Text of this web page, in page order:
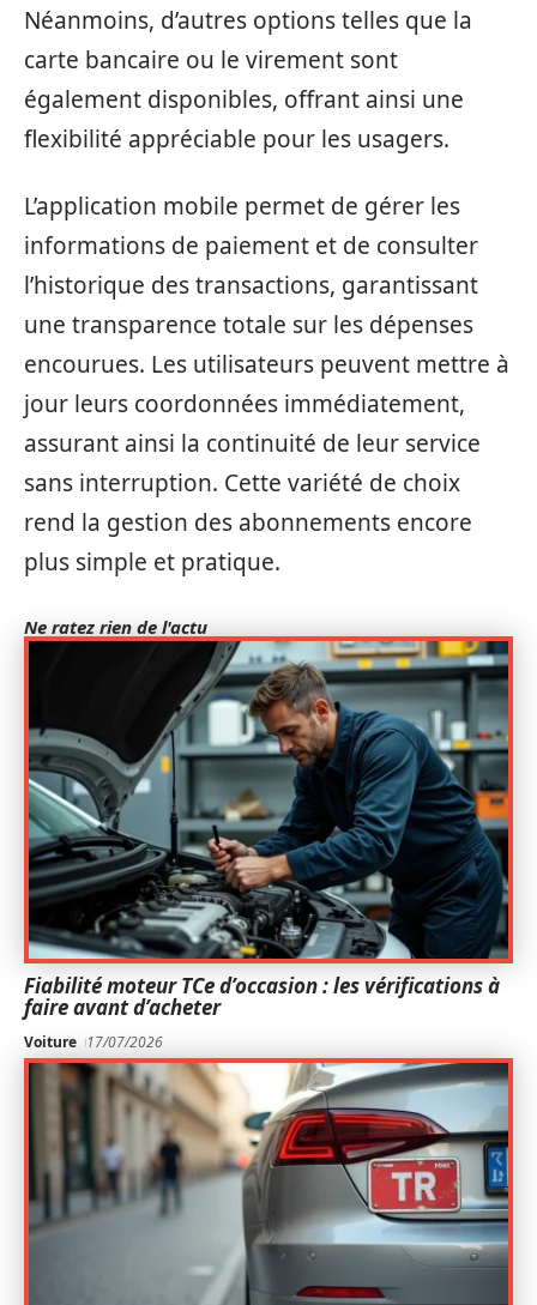
Néanmoins, d’autres options telles que la
carte bancaire ou le virement sont
également disponibles, offrant ainsi une
flexibilité appréciable pour les usagers.
L’application mobile permet de gérer les
informations de paiement et de consulter
l’historique des transactions, garantissant
une transparence totale sur les dépenses
encourues. Les utilisateurs peuvent mettre à
jour leurs coordonnées immédiatement,
assurant ainsi la continuité de leur service
sans interruption. Cette variété de choix
rend la gestion des abonnements encore
plus simple et pratique.
Ne ratez rien de l'actu
Fiabilité moteur TCe d’occasion : les vérifications à
faire avant d’acheter
Voiture 17/07/2026